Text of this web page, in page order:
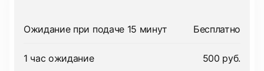
Ожидание при подаче 15 минут Бесплатно
1 час ожидание 500 руб.